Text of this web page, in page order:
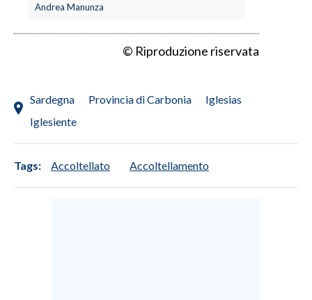
Andrea Manunza
© Riproduzione riservata
Sardegna Provincia di Carbonia
Iglesias
Iglesiente
Tags: Accoltellato Accoltellamento